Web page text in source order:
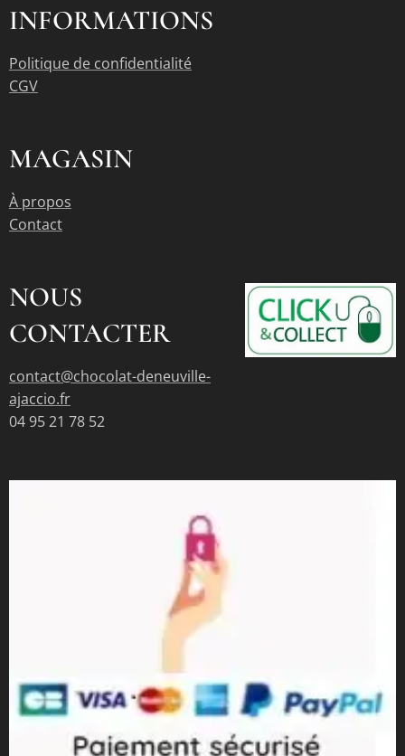
INFORMATIONS
Politique de confidentialité
CGV
MAGASIN
À propos
Contact
NOUS
CONTACTER
contact@chocolat-deneuville-
ajaccio.fr
04 95 21 78 52